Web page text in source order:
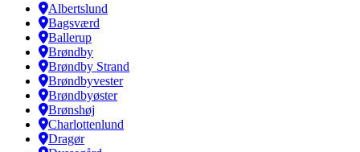
Albertslund
Bagsværd
Ballerup
Brøndby
Brøndby Strand
Brøndbyvester
Brøndbyøster
Brønshøj
Charlottenlund
Dragør